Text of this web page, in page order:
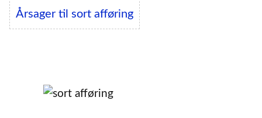
Årsager til sort afføring